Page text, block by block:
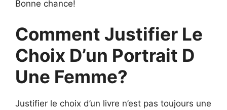
Bonne chance!
Comment Justifier Le
Choix D’un Portrait D
Une Femme?
Justifier le choix d’un livre n’est pas toujours une